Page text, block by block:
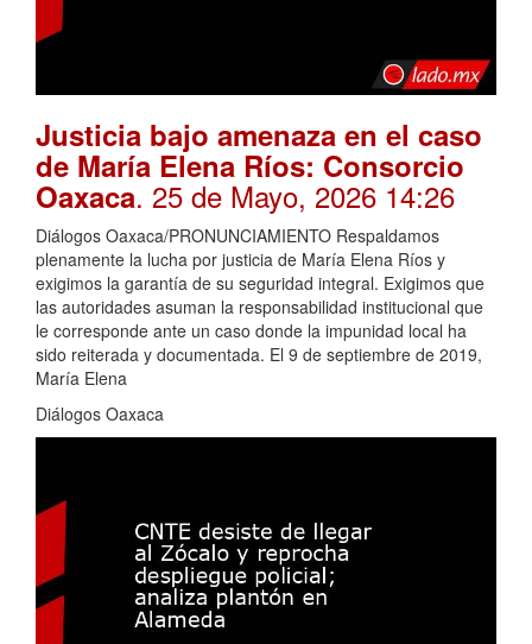
Justicia bajo amenaza en el caso
de María Elena Ríos: Consorcio
Oaxaca. 25 de Mayo, 2026 14:26
Diálogos Oaxaca/PRONUNCIAMIENTO Respaldamos
plenamente la lucha por justicia de María Elena Ríos y
exigimos la garantía de su seguridad integral. Exigimos que
las autoridades asuman la responsabilidad institucional que
le corresponde ante un caso donde la impunidad local ha
sido reiterada y documentada. El 9 de septiembre de 2019,
María Elena
Diálogos Oaxaca